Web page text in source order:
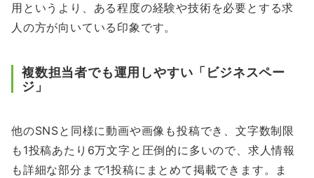
用というより、ある程度の経験や技術を必要とする求
人の方が向いている印象です。
複数担当者でも運用しやすい「ビジネスペー
ジ」
他のSNSと同様に動画や画像も投稿でき、文字数制限
も1投稿あたり6万文字と圧倒的に多いので、求人情報
も詳細な部分まで1投稿にまとめて掲載できます。ま